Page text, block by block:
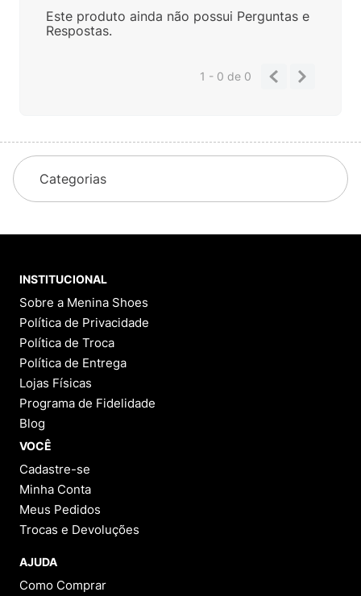
Este produto ainda não possui Perguntas e
Respostas.
1 - 0de 0
Categorias
INSTITUCIONAL
Sobre a Menina Shoes
Política de Privacidade
Política de Troca
Política de Entrega
Lojas Físicas
Programa de Fidelidade
Blog
VOCÊ
Cadastre-se
Minha Conta
Meus Pedidos
Trocas e Devoluções
AJUDA
Como Comprar